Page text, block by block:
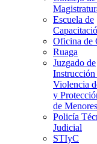
Escuela de
Oficina de
Ruaga
Juzgado de
Instrucción
Violencia
y
de Menores
Policía
Judicial
STIyC